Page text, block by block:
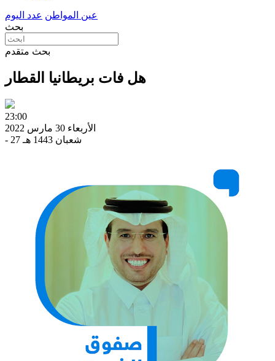
عين المواطن عدد اليوم
بحث
بحث متقدم
هل فات بريطانيا القطار
23:00
الأربعاء 30 مارس 2022
- 27 شعبان 1443 هـ